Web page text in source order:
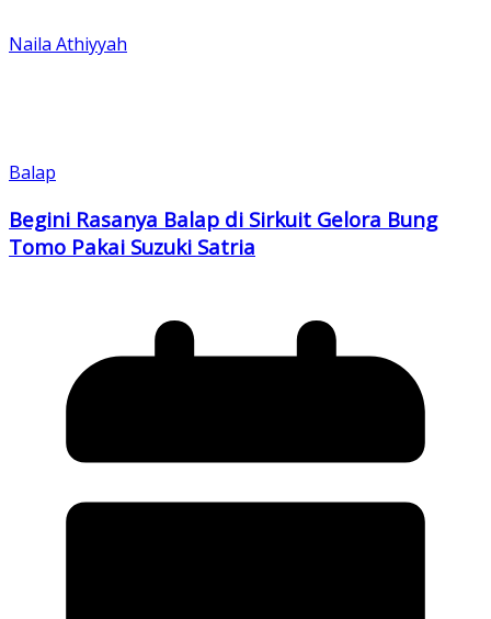
Naila Athiyyah
Balap
Begini Rasanya Balap di Sirkuit Gelora Bung
Tomo Pakai Suzuki Satria